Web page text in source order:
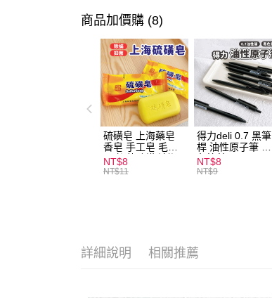
商品加價購 (8)
硫磺皂 上海藥皂
香皂 手工皂 毛囊
炎 抑菌除蟎 清潔
護膚 去油去痘 寵
NT$8
NT$11
得力deli 0.7 黑筆
桿 油性原子筆 黑
色筆芯 S304
NT$8
NT$9
詳細說明 相關推薦